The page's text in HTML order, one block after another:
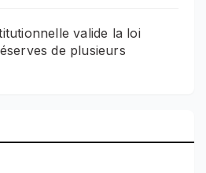
valide la loi
de plusieurs